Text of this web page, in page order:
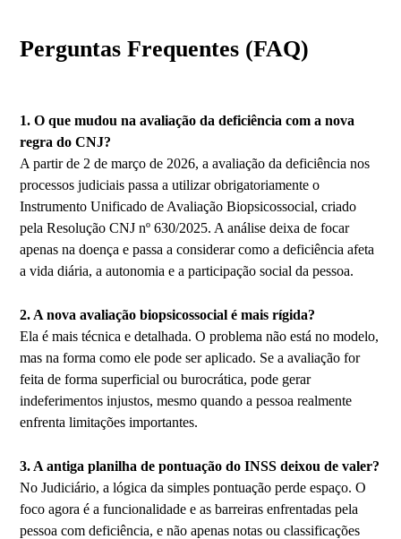
Perguntas Frequentes (FAQ)
1. O que mudou na avaliação da deficiência com a nova
regra do CNJ?
A partir de 2 de março de 2026, a avaliação da deficiência nos
processos judiciais passa a utilizar obrigatoriamente o
Instrumento Unificado de Avaliação Biopsicossocial, criado
pela Resolução CNJ nº 630/2025. A análise deixa de focar
apenas na doença e passa a considerar como a deficiência afeta
a vida diária, a autonomia e a participação social da pessoa.
2. A nova avaliação biopsicossocial é mais rígida?
Ela é mais técnica e detalhada. O problema não está no modelo,
mas na forma como ele pode ser aplicado. Se a avaliação for
feita de forma superficial ou burocrática, pode gerar
indeferimentos injustos, mesmo quando a pessoa realmente
enfrenta limitações importantes.
3. A antiga planilha de pontuação do INSS deixou de valer?
No Judiciário, a lógica da simples pontuação perde espaço. O
foco agora é a funcionalidade e as barreiras enfrentadas pela
pessoa com deficiência, e não apenas notas ou classificações